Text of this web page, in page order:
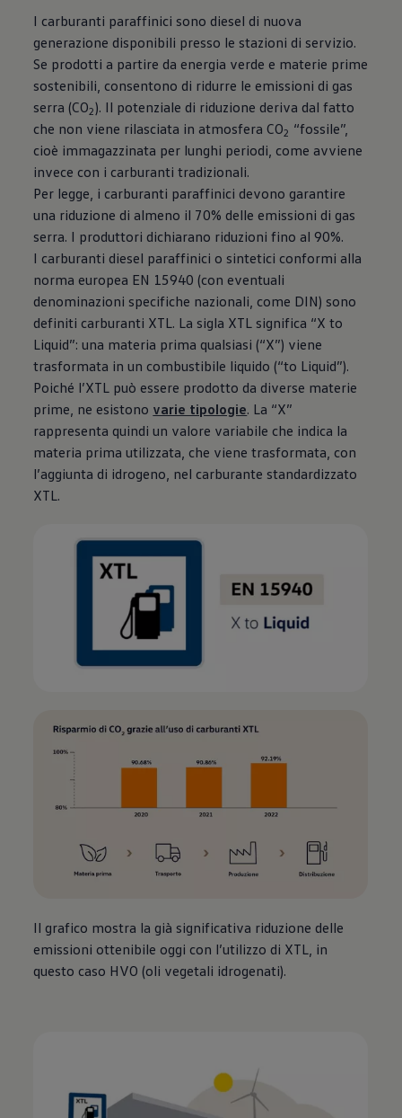
I carburanti paraffinici sono diesel di nuova
generazione disponibili presso le stazioni di servizio.
Se prodotti a partire da energia verde e materie prime
sostenibili, consentono di ridurre le emissioni di gas
serra (CO2). Il potenziale di riduzione deriva dal fatto
che non viene rilasciata in atmosfera CO2 “fossile”,
cioè immagazzinata per lunghi periodi, come avviene
invece con i carburanti tradizionali.
Per legge, i carburanti paraffinici devono garantire
una riduzione di almeno il 70% delle emissioni di gas
serra. I produttori dichiarano riduzioni fino al 90%.
I carburanti diesel paraffinici o sintetici conformi alla
norma europea EN 15940 (con eventuali
denominazioni specifiche nazionali, come DIN) sono
definiti carburanti XTL. La sigla XTL significa “X to
Liquid”: una materia prima qualsiasi (“X”) viene
trasformata in un combustibile liquido (“to Liquid”).
Poiché l’XTL può essere prodotto da diverse materie
prime, ne esistono varie tipologie. La “X”
rappresenta quindi un valore variabile che indica la
materia prima utilizzata, che viene trasformata, con
l’aggiunta di idrogeno, nel carburante standardizzato
XTL.
Il grafico mostra la già significativa riduzione delle
emissioni ottenibile oggi con l’utilizzo di XTL, in
questo caso HVO (oli vegetali idrogenati).